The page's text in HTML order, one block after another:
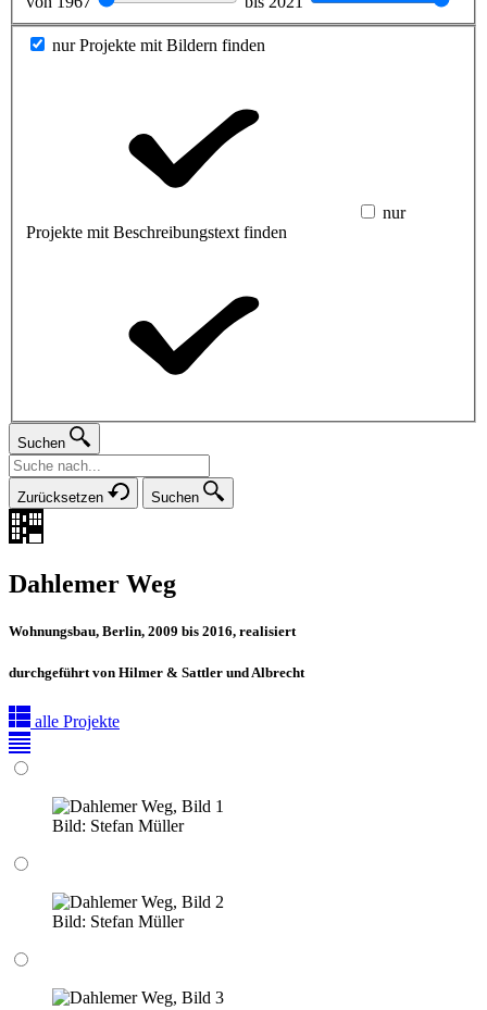
nur Projekte mit Bildern finden
nur
Projekte mit Beschreibungstext finden
Suchen
Zurücksetzen Suchen
Dahlemer Weg
Wohnungsbau, Berlin, 2009 bis 2016, realisiert
durchgeführt von Hilmer & Sattler und Albrecht
alle Projekte
Bild: Stefan Müller
Bild: Stefan Müller